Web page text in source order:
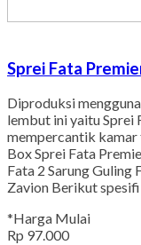
Sprei Fata
Diproduksi
lembut ini yaitu Sprei
mempercantik kamar
Box Sprei Fata
Fata 2 Sarung Guling
Zavion Berikut
*Harga Mulai
Rp 97.000